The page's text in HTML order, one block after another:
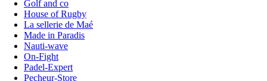
Golf and co
House of Rugby
La sellerie de Maé
Made in Paradis
Nauti-wave
On-Fight
Padel-Expert
Pecheur-Store